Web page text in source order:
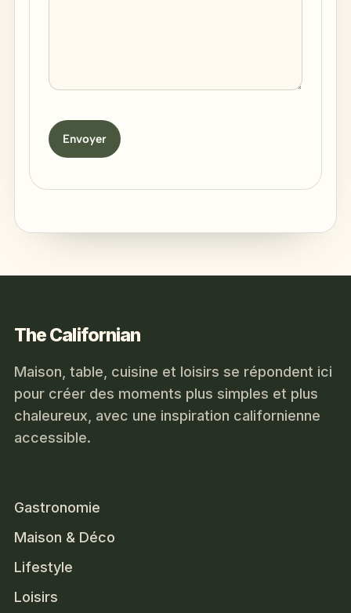
Envoyer
The Californian
Maison, table, cuisine et loisirs se répondent ici
pour créer des moments plus simples et plus
chaleureux, avec une inspiration californienne
accessible.
Gastronomie
Maison & Déco
Lifestyle
Loisirs